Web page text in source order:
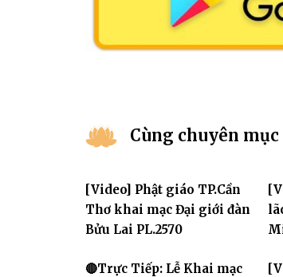
Cùng chuyên mục
[Video] Phật giáo TP.Cần
Thơ khai mạc Đại giới đàn
Bửu Lai PL.2570
🔴Trực Tiếp: Lễ Khai mạc